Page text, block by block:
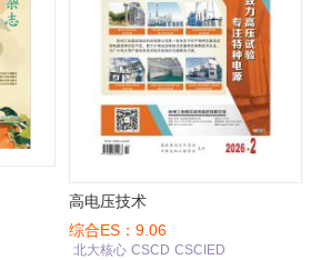
高电压技术
综合ES：9.06
北大核心 CSCD CSCIED